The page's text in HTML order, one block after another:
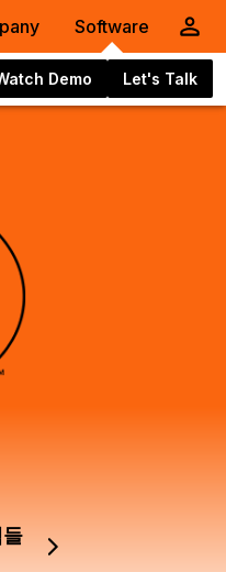
Software
Demo Let's Talk